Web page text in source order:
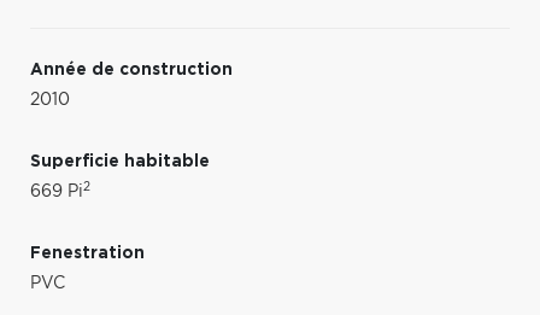
Année de construction
2010
Superficie habitable
669 Pi2
Fenestration
PVC